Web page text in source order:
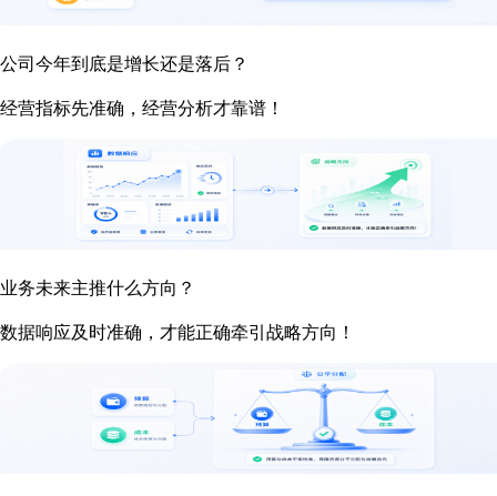
公司今年到底是增长还是落后？
经营指标先准确，经营分析才靠谱！
业务未来主推什么方向？
数据响应及时准确，才能正确牵引战略方向！